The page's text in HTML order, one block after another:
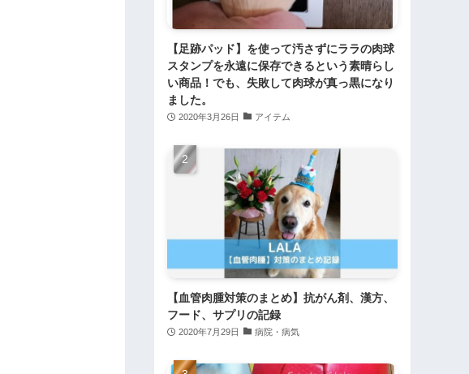
【足跡パッド】を使って汚さずにララの肉球
スタンプを永遠に保存できるという素晴らし
い商品！でも、失敗して肉球が真っ黒になり
ました。
2020年3月26日 アイテム
【血管肉腫対策のまとめ】抗がん剤、漢方、
フード、サプリの記録
2020年7月29日 病院・病気